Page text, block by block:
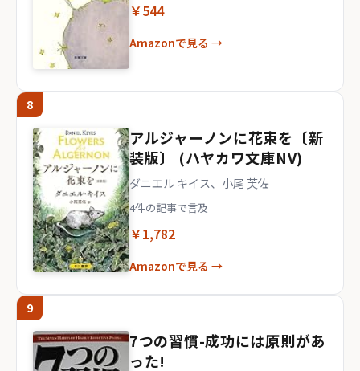
￥544
Amazonで見る →
8
アルジャーノンに花束を〔新
装版〕 (ハヤカワ文庫NV)
ダニエル キイス、小尾 芙佐
4件の記事で言及
￥1,782
Amazonで見る →
9
7つの習慣-成功には原則があ
った!